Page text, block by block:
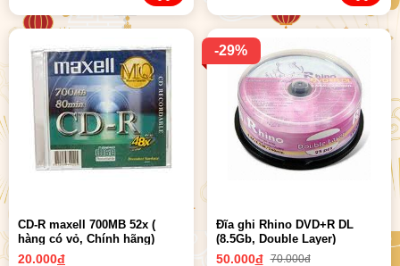
CD-R maxell 700MB 52x (
hàng có vỏ, Chính hãng)
20.000đ
-29%
Đĩa ghi Rhino DVD+R DL
(8.5Gb, Double Layer)
50.000đ 70.000đ